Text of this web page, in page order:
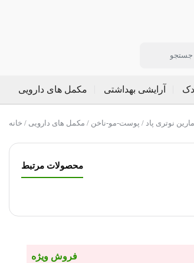
مکمل های دارویی آرایشی بهداشتی
خانه / مکمل های دارویی / پوست-مو-ناخن نوتری پاد
محصولات مرتبط
فروش ویژه